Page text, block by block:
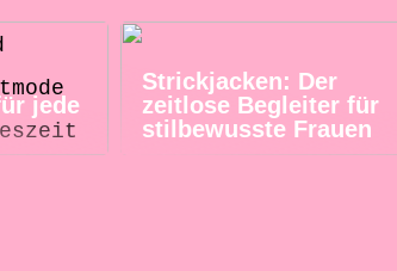
jede
Strickjacken: Der
zeitlose Begleiter für
stilbewusste Frauen